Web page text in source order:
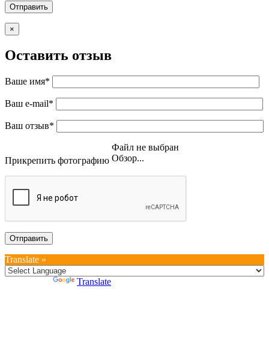
×
Оставить отзыв
Ваше имя*
Ваш e-mail*
Ваш отзыв*
Прикрепить фотографию
Файл не выбран
Обзор...
Translate »
Translate